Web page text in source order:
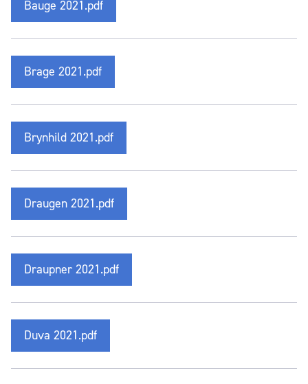
Bauge 2021.pdf
Brage 2021.pdf
Brynhild 2021.pdf
Draugen 2021.pdf
Draupner 2021.pdf
Duva 2021.pdf